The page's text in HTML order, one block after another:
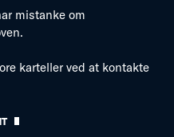
mistanke om
karteller ved at kontakte